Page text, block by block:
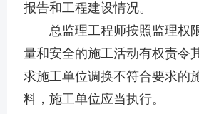
报告和工程建设情况。
总监理工程师按照监理权
量和安全的施工活动有权责令
求施工单位调换不符合要求的
料，施工单位应当执行。